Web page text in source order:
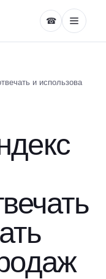
☎
и использова